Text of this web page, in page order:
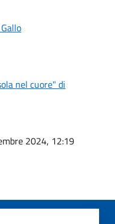
nel cuore" di
2024, 12:19